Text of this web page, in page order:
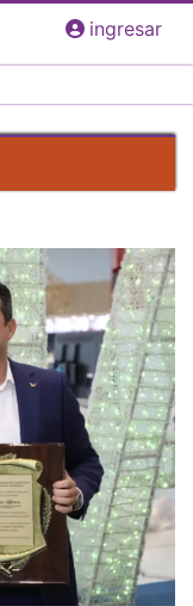
ingresar